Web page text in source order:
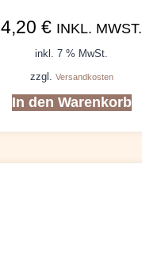
4,20 € INKL. MWST.
inkl. 7 % MwSt.
zzgl. Versandkosten
In den Warenkorb